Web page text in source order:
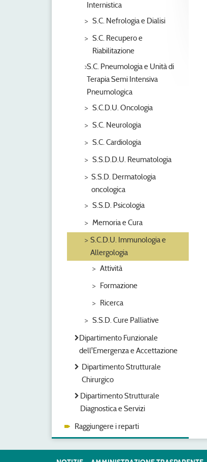
Internistica
S.C. Nefrologia e Dialisi
S.C. Recupero e
Riabilitazione
S.C. Pneumologia e Unità di
Terapia Semi Intensiva
Pneumologica
S.C.D.U. Oncologia
S.C. Neurologia
S.C. Cardiologia
S.S.D.D.U. Reumatologia
S.S.D. Dermatologia
oncologica
S.S.D. Psicologia
Memoria e Cura
S.C.D.U. Immunologia e
Allergologia
Attività
Formazione
Ricerca
S.S.D. Cure Palliative
Dipartimento Funzionale
dell'Emergenza e Accettazione
Dipartimento Strutturale
Chirurgico
Dipartimento Strutturale
Diagnostica e Servizi
Raggiungere i reparti